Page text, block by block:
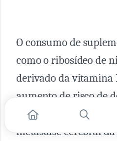
O consumo de
como o ribosídeo de
derivado da vitamina
aumento de risco de
câncer de mama
metástase cerebral